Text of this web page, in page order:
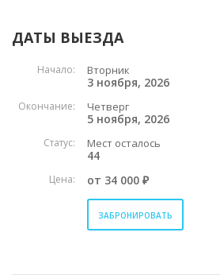
ДАТЫ ВЫЕЗДА
Начало: Вторник
3 ноября, 2026
Окончание: Четверг
5 ноября, 2026
Статус: Мест осталось
44
Цена: от 34 000 ₽
ЗАБРОНИРОВАТЬ